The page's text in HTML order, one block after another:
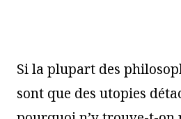
Si la plupart des
sont que des utopies